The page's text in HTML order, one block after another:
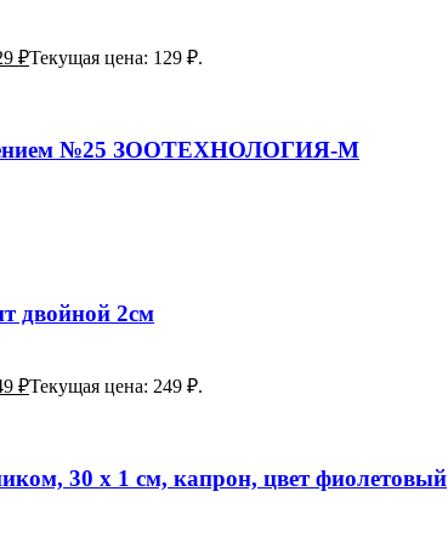
₽Текущая цена: 129 ₽.
№25 ЗООТЕХНОЛОГИЯ-М
2см
₽Текущая цена: 249 ₽.
30 х 1 см, капрон, цвет фиолетовый